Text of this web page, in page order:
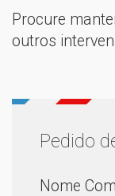
Procure
outros
Pedido
Nome